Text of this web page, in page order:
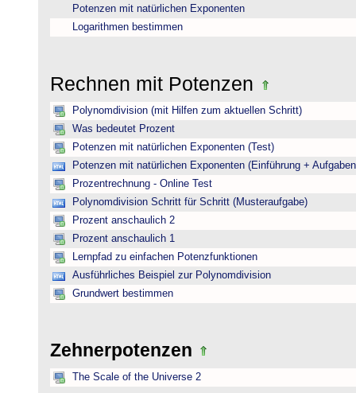
Potenzen mit natürlichen Exponenten
Logarithmen bestimmen
Rechnen mit Potenzen
Polynomdivision (mit Hilfen zum aktuellen Schritt)
Was bedeutet Prozent
Potenzen mit natürlichen Exponenten (Test)
Potenzen mit natürlichen Exponenten (Einführung +
Prozentrechnung - Online Test
Polynomdivision Schritt für Schritt (Musteraufgabe)
Prozent anschaulich 2
Prozent anschaulich 1
Lernpfad zu einfachen Potenzfunktionen
Ausführliches Beispiel zur Polynomdivision
Grundwert bestimmen
Zehnerpotenzen
The Scale of the Universe 2